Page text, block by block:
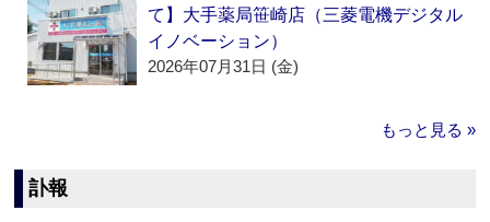
て】大手薬局笹崎店（三菱電機デジタル
イノベーション）
2026年07月31日 (金)
もっと見る »
訃報